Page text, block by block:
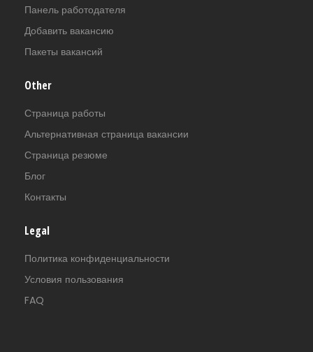
Панель работодателя
Добавить вакансию
Пакеты вакансий
Other
Страница работы
Альтернативная страница вакансии
Страница резюме
Блог
Контакты
Legal
Политика конфиденциальности
Условия пользования
FAQ